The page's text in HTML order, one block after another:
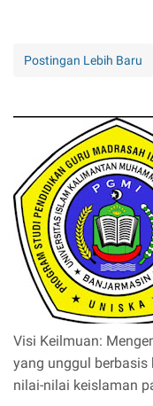
Postingan Lebih Baru
Visi Keilmuan:
yang unggul
nilai-nilai keislaman